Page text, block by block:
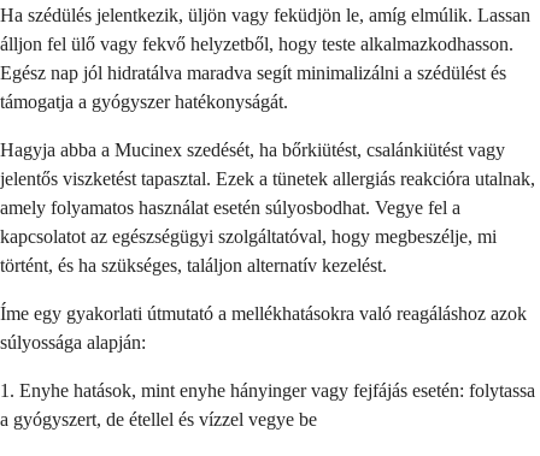
Ha szédülés jelentkezik, üljön vagy feküdjön le, amíg elmúlik. Lassan
álljon fel ülő vagy fekvő helyzetből, hogy teste alkalmazkodhasson.
Egész nap jól hidratálva maradva segít minimalizálni a szédülést és
támogatja a gyógyszer hatékonyságát.
Hagyja abba a Mucinex szedését, ha bőrkiütést, csalánkiütést vagy
jelentős viszketést tapasztal. Ezek a tünetek allergiás reakcióra utalnak,
amely folyamatos használat esetén súlyosbodhat. Vegye fel a
kapcsolatot az egészségügyi szolgáltatóval, hogy megbeszélje, mi
történt, és ha szükséges, találjon alternatív kezelést.
Íme egy gyakorlati útmutató a mellékhatásokra való reagáláshoz azok
súlyossága alapján:
1. Enyhe hatások, mint enyhe hányinger vagy fejfájás esetén: folytassa
a gyógyszert, de étellel és vízzel vegye be